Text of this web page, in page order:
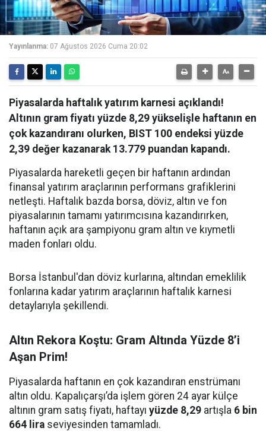
Yayınlanma: 07 Ağustos 2026 Cuma 20:02
Piyasalarda haftalık yatırım karnesi açıklandı!
Altının gram fiyatı yüzde 8,29 yükselişle haftanın en
çok kazandıranı olurken, BIST 100 endeksi yüzde
2,39 değer kazanarak 13.779 puandan kapandı.
Piyasalarda hareketli geçen bir haftanın ardından
finansal yatırım araçlarının performans grafiklerini
netleşti. Haftalık bazda borsa, döviz, altın ve fon
piyasalarının tamamı yatırımcısına kazandırırken,
haftanın açık ara şampiyonu gram altın ve kıymetli
maden fonları oldu.
Borsa İstanbul'dan döviz kurlarına, altından emeklilik
fonlarına kadar yatırım araçlarının haftalık karnesi
detaylarıyla şekillendi.
Altın Rekora Koştu: Gram Altında Yüzde 8’i
Aşan Prim!
Piyasalarda haftanın en çok kazandıran enstrümanı
altın oldu. Kapalıçarşı’da işlem gören 24 ayar külçe
altının gram satış fiyatı, haftayı yüzde 8,29 artışla 6 bin
664 lira seviyesinden tamamladı.